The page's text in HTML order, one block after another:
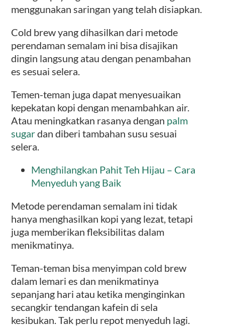
menggunakan saringan yang telah disiapkan.
Cold brew yang dihasilkan dari metode
perendaman semalam ini bisa disajikan
dingin langsung atau dengan penambahan
es sesuai selera.
Temen-teman juga dapat menyesuaikan
kepekatan kopi dengan menambahkan air.
Atau meningkatkan rasanya dengan palm
sugardan diberi tambahan susu sesuai
selera.
Menghilangkan Pahit Teh Hijau – Cara
Menyeduh yang Baik
Metode perendaman semalam ini tidak
hanya menghasilkan kopi yang lezat, tetapi
juga memberikan fleksibilitas dalam
menikmatinya.
Teman-teman bisa menyimpan cold brew
dalam lemari es dan menikmatinya
sepanjang hari atau ketika menginginkan
secangkir tendangan kafein di sela
kesibukan. Tak perlu repot menyeduh lagi.